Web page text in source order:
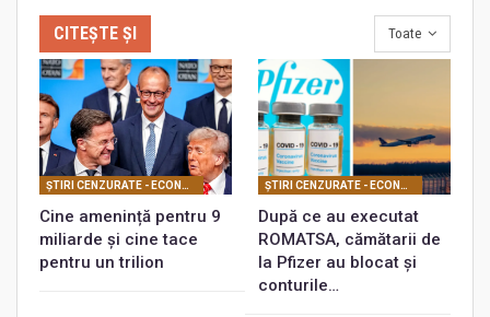
Toate
CITEȘTE ȘI
ŞTIRI CENZURATE - ECONOMIC
Cine amenință pentru 9
miliarde și cine tace
pentru un trilion
ŞTIRI CENZURATE - ECONOMIC
După ce au executat
ROMATSA, cămătarii de
la Pfizer au blocat și
conturile…